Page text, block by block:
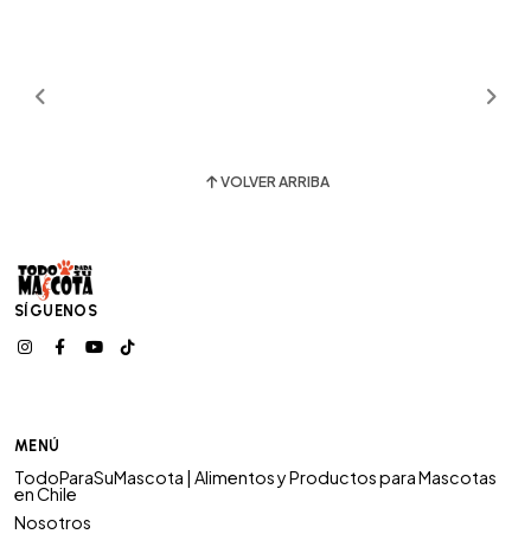
VOLVER ARRIBA
SÍGUENOS
MENÚ
TodoParaSuMascota | Alimentos y Productos para Mascotas
en Chile
Nosotros